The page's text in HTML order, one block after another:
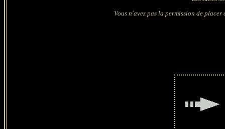
Vous n'avez pas la permission de